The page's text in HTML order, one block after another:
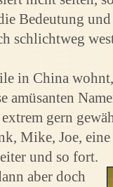
Bedeutung
schlichtweg
in China
amüsanten
gern
Mike, Joe,
und so fort.
aber doch